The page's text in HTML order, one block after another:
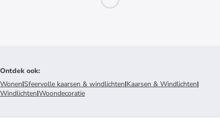
Ontdek ook:
Wonen|Sfeervolle kaarsen & windlichten|Kaarsen & Windlichten|
Windlichten|Woondecoratie